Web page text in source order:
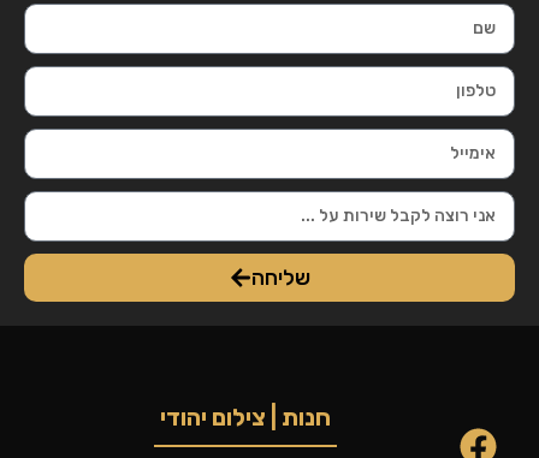
שליחה
חנות | צילום יהודי